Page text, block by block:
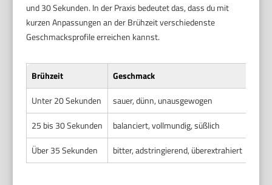
und 30 Sekunden. In der Praxis bedeutet das, dass du mit
kurzen Anpassungen an der Brühzeit verschiedenste
Geschmacksprofile erreichen kannst.
Brühzeit Geschmack
Unter 20 Sekunden
sauer, dünn, unausgewogen
25 bis 30 Sekunden
balanciert, vollmundig, süßlich
Über 35 Sekunden
bitter, adstringierend, überextrahiert